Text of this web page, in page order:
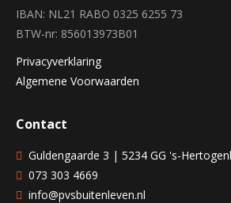
IBAN: NL21 RABO 0325 6255 73
BTW-nr: 856013973B01
Privacyverklaring
Algemene Voorwaarden
Contact
Guldengaarde 3 | 5234 GG 's-
073 303 4669
info@pvsbuitenleven.nl